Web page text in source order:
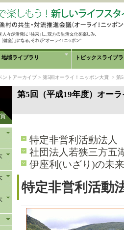
地域ライブラリ トピックスライブ
ントアーカイブ > 第5回オーライ！ニッポン大賞 > 第
第5回（平成19年度）オー
特定非営利活動法
社団法人若狭三方五
伊座利(いざり)の未
特定非営利活動